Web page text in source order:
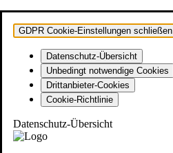
GDPR Cookie-Einstellungen schließen
Datenschutz-Übersicht
Unbedingt notwendige Cookies
Drittanbieter-Cookies
Cookie-Richtlinie
Datenschutz-Übersicht